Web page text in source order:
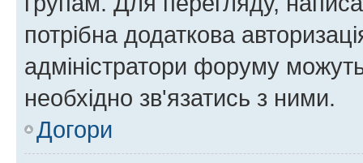
потрібна додаткова
адміністратори форуму
необхідно зв'язатись з ними.
Догори